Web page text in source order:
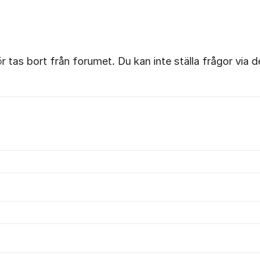
tas bort från forumet. Du kan inte ställa frågor via